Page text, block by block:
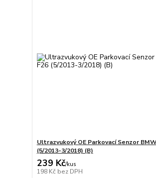
Ultrazvukový OE Parkovací Senzor
(5/2013-3/2018) (B)
239 Kč/kus
198 Kč bez DPH